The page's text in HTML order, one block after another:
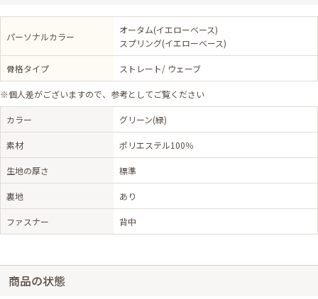
パーソナルカラー
オータム(イエローベース)
スプリング(イエローベース)
骨格タイプ ストレート/ ウェーブ
※個人差がございますので、参考としてご覧ください
カラー グリーン(緑)
素材 ポリエステル100％
生地の厚さ 標準
裏地 あり
ファスナー 背中
商品の状態